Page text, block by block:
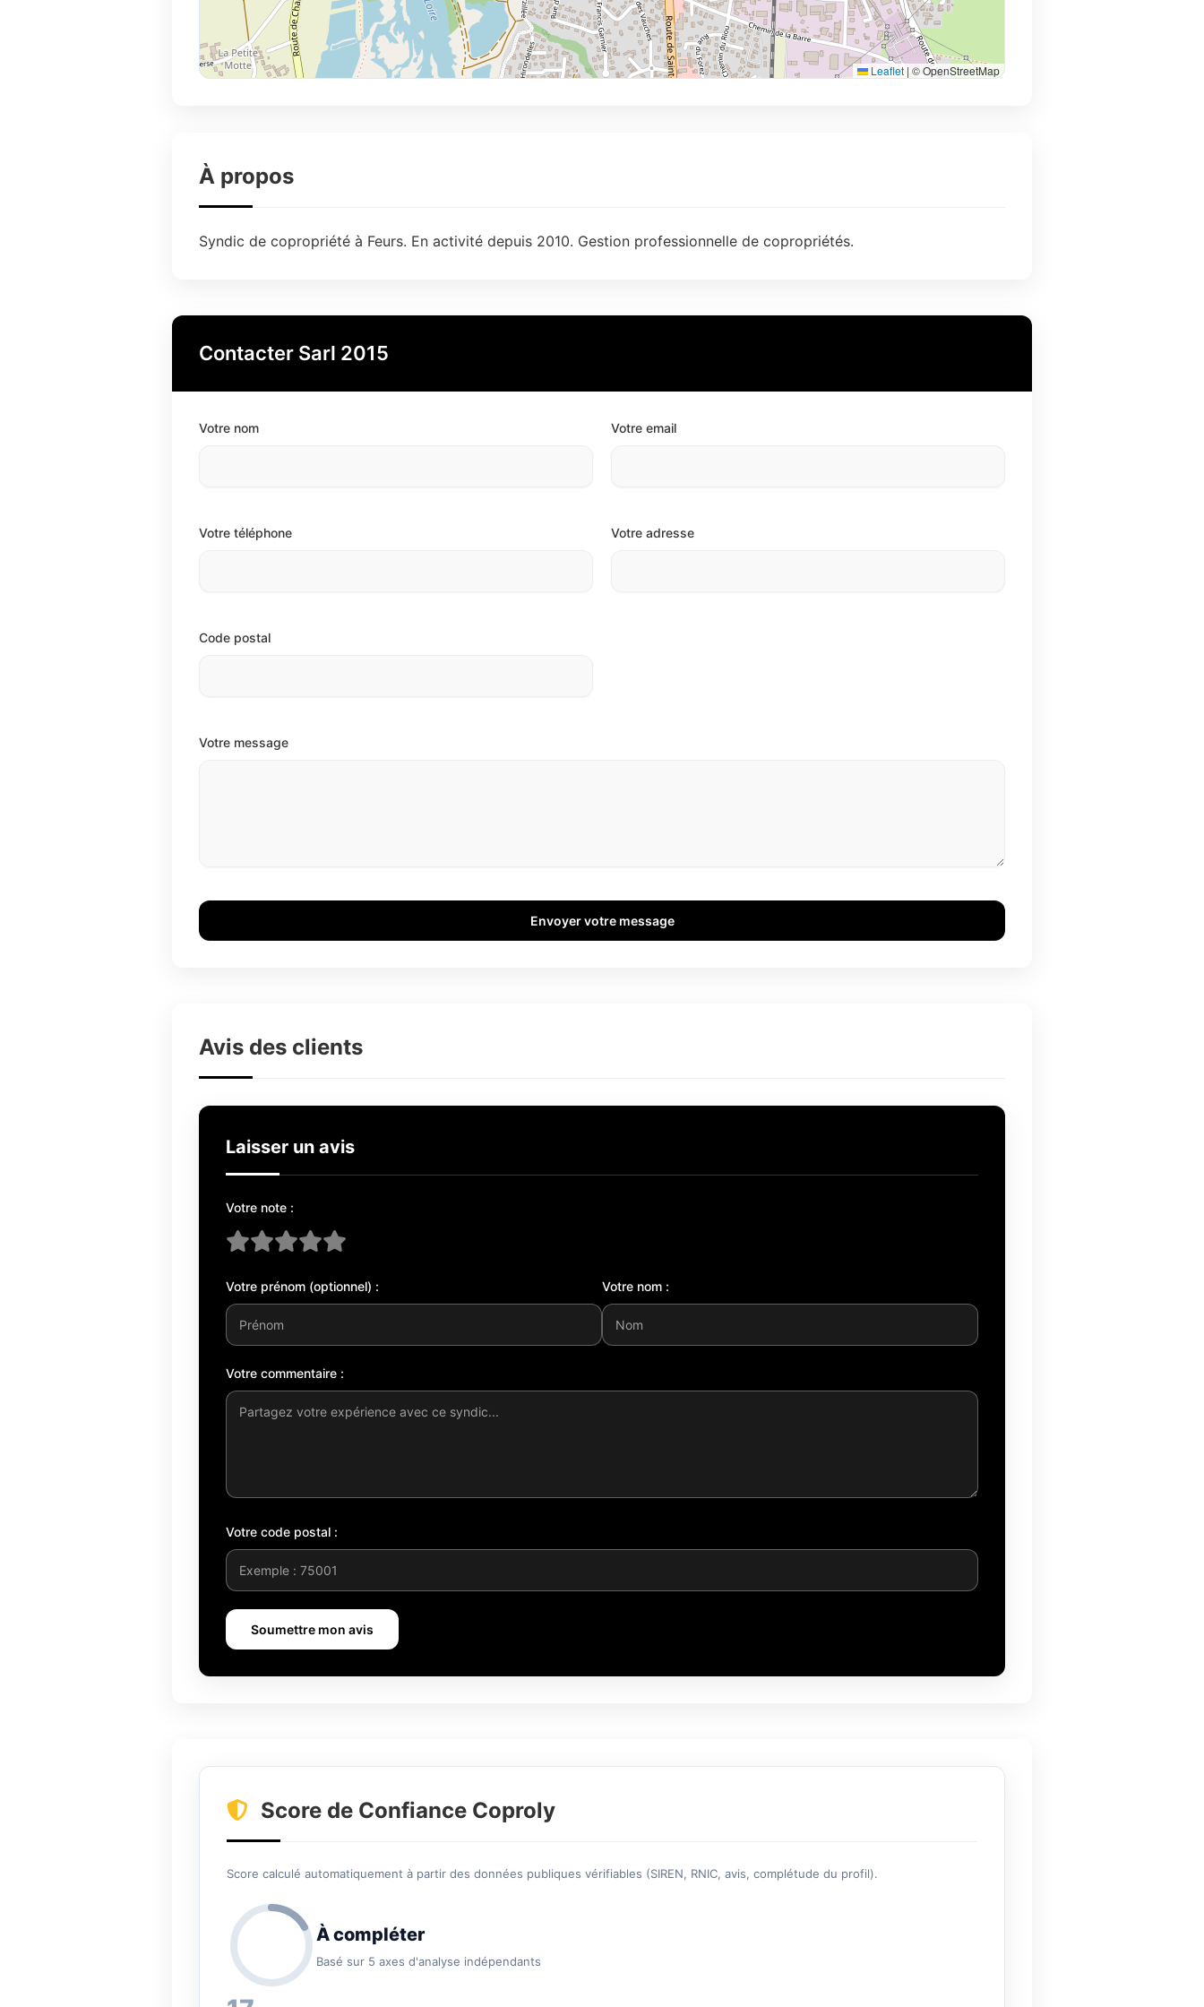
Leaflet | © OpenStreetMap
À propos
Syndic de copropriété à Feurs. En activité depuis 2010. Gestion professionnelle de copropriétés.
Contacter Sarl 2015
Votre nom Votre email
Votre téléphone Votre adresse
Code postal
Votre message
Envoyer votre message
Avis des clients
Laisser un avis
Votre note :
Votre prénom (optionnel) : Votre nom :
Votre commentaire :
Votre code postal :
Soumettre mon avis
Score de Confiance Coproly
Score calculé automatiquement à partir des données publiques vérifiables (SIREN, RNIC, avis, complétude du profil).
À compléter
Basé sur 5 axes d'analyse indépendants